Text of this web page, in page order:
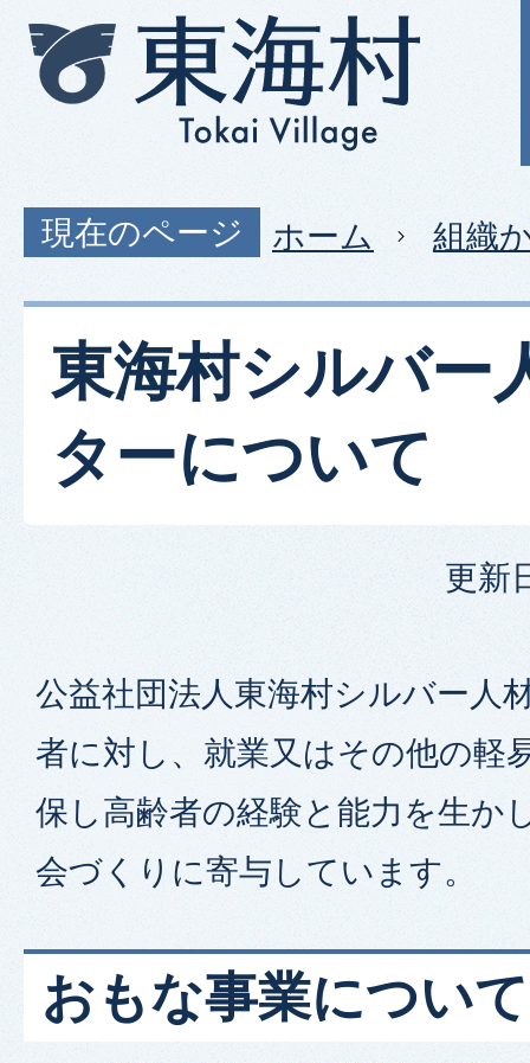
現在のページ ホーム 組織
東海村シルバー
ターについて
更新
公益社団法人東海村シルバー人
者に対し、就業又はその他の軽
保し高齢者の経験と能力を生か
会づくりに寄与しています。
おもな事業について